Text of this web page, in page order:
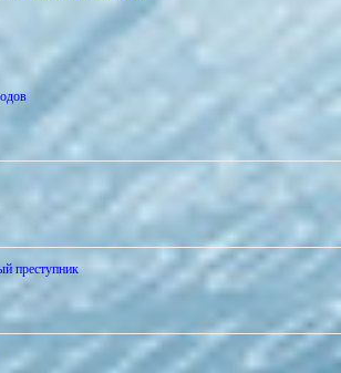
преступник